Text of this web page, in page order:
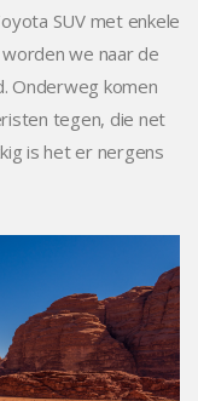
SUV met enkele
we naar de
Onderweg komen
tegen, die net
is het er nergens